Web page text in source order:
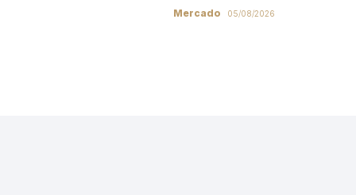
Mercado 05/08/2026